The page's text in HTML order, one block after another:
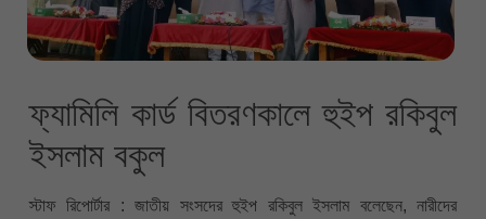
ফ্যামিলি কার্ড বিতরণকালে হুইপ রকিবুল
ইসলাম বকুল
স্টাফ রিপোর্টার : জাতীয় সংসদের হুইপ রকিবুল ইসলাম বলেছেন, নারীদের